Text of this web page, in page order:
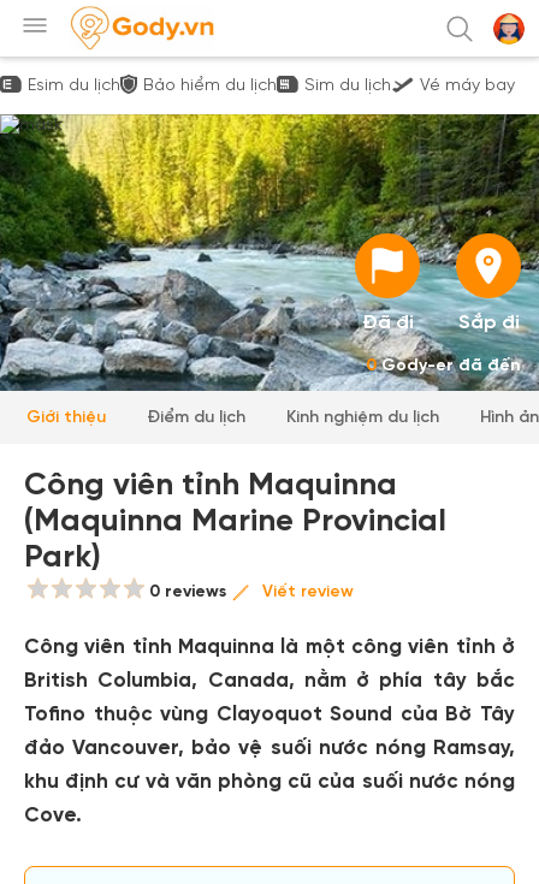
Esim du lịch Bảo hiểm du lịch Sim du lịch Vé máy bay
Đã đi Sắp đi
0Gody-er đã đến
Giới thiệu Điểm du lịch Kinh nghiệm du lịch Hình
Công viên tỉnh Maquinna
(Maquinna Marine Provincial
Park)
0 reviews Viết review
Công viên tỉnh Maquinna là một công viên tỉnh ở
British Columbia, Canada, nằm ở phía tây bắc
Tofino thuộc vùng Clayoquot Sound của Bờ Tây
đảo Vancouver, bảo vệ suối nước nóng Ramsay,
khu định cư và văn phòng cũ của suối nước nóng
Cove.